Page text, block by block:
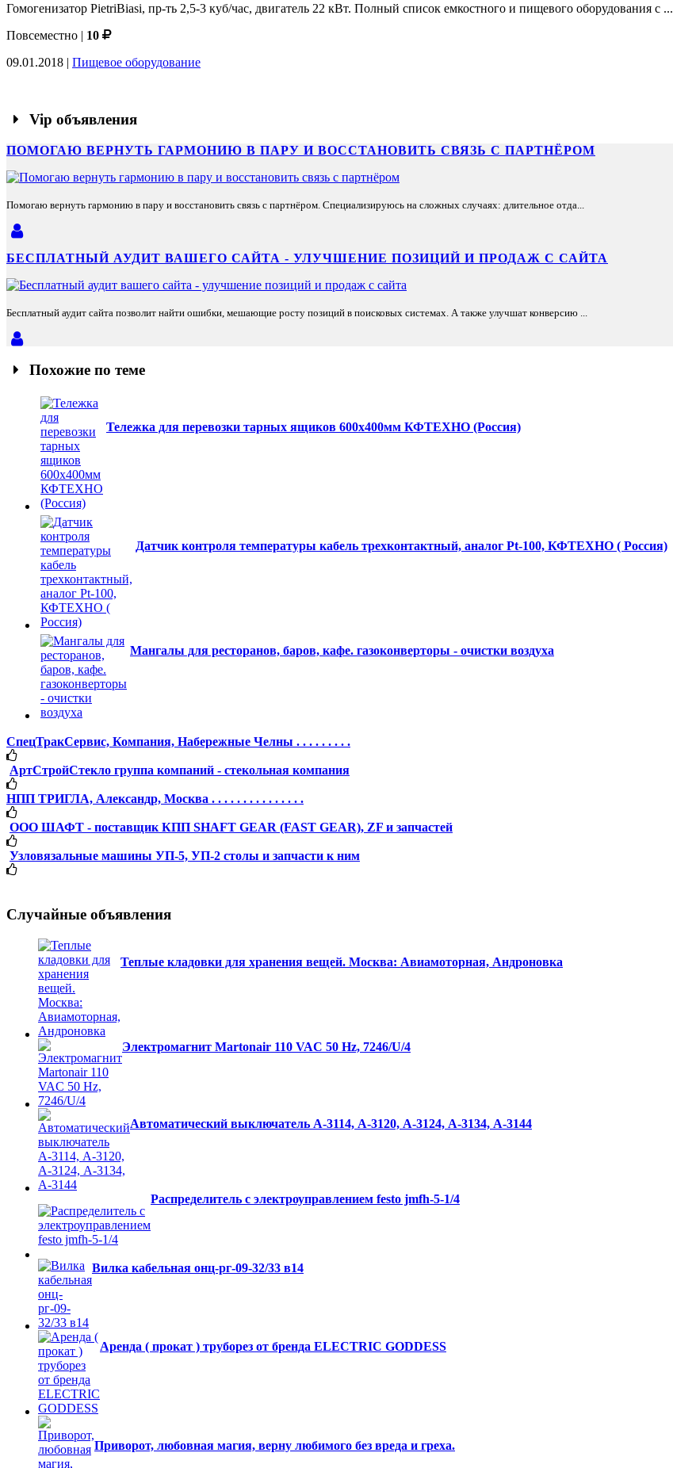
Гомогенизатор PietriBiasi, пр-ть 2,5-3 куб/час, двигатель 22 кВт. Полный список емкостного и пищевого оборудования с ...
Повсеместно | 10
09.01.2018 | Пищевое оборудование
Vip объявления
ПОМОГАЮ ВЕРНУТЬ ГАРМОНИЮ В ПАРУ И ВОССТАНОВИТЬ СВЯЗЬ С ПАРТНЁРОМ
Помогаю вернуть гармонию в пару и восстановить связь с партнёром. Специализируюсь на сложных случаях: длительное отда...
БЕСПЛАТНЫЙ АУДИТ ВАШЕГО САЙТА - УЛУЧШЕНИЕ ПОЗИЦИЙ И ПРОДАЖ С САЙТА
Бесплатный аудит сайта позволит найти ошибки, мешающие росту позиций в поисковых системах. А также улучшат конверсию ...
Похожие по теме
Тележка для перевозки тарных ящиков 600х400мм КФТЕХНО (Россия)
Датчик контроля температуры кабель трехконтактный, аналог Pt-100, КФТЕХНО ( Россия)
Мангалы для ресторанов, баров, кафе. газоконверторы - очистки воздуха
СпецТракСервис, Компания, Набережные Челны . . . . . . . . .
АртСтройСтекло группа компаний - стекольная компания
НПП ТРИГЛА, Александр, Москва . . . . . . . . . . . . . . .
ООО ШАФТ - поставщик КПП SHAFT GEAR (FAST GEAR), ZF и запчастей
Узловязальные машины УП-5, УП-2 столы и запчасти к ним
Случайные объявления
Теплые кладовки для хранения вещей. Москва: Авиамоторная, Андроновка
Электромагнит Martonair 110 VAC 50 Hz, 7246/U/4
Автоматический выключатель А-3114, А-3120, А-3124, А-3134, А-3144
Распределитель с электроуправлением festo jmfh-5-1/4
Вилка кабельная онц-рг-09-32/33 в14
Аренда ( прокат ) труборез от бренда ELECTRIC GODDESS
Приворот, любовная магия, верну любимого без вреда и греха.